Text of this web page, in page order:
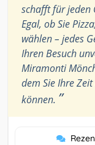
schafft für jeden
Egal, ob Sie
wählen – jedes
Ihren Besuch
Miramonti
dem Sie Ihre
können. ”